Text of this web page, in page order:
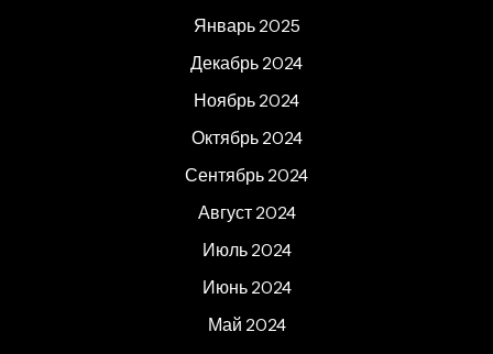
Январь 2025
Декабрь 2024
Ноябрь 2024
Октябрь 2024
Сентябрь 2024
Август 2024
Июль 2024
Июнь 2024
Май 2024